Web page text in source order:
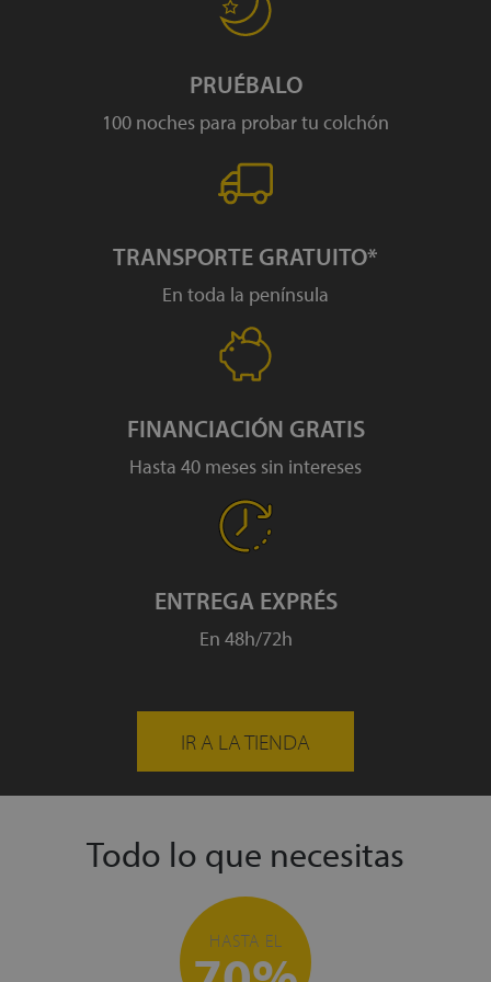
PRUÉBALO
100 noches para probar tu colchón
TRANSPORTE GRATUITO*
En toda la península
FINANCIACIÓN GRATIS
Hasta 40 meses sin intereses
ENTREGA EXPRÉS
En 48h/72h
IR A LA TIENDA
Todo lo que necesitas
HASTA EL